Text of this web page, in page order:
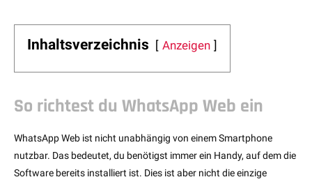
Inhaltsverzeichnis Anzeigen
So richtest du WhatsApp Web ein
WhatsApp Web ist nicht unabhängig von einem Smartphone
nutzbar. Das bedeutet, du benötigst immer ein Handy, auf dem die
Software bereits installiert ist. Dies ist aber nicht die einzige